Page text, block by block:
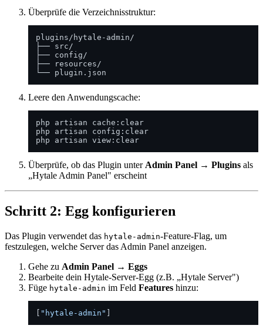
Überprüfe die Verzeichnisstruktur:
plugins/hytale-admin/
├── src/
├── config/
├── resources/
Leere den Anwendungscache:
php artisan cache:clear
php artisan config:clear
Überprüfe, ob das Plugin unter Admin Panel → Plugins als
„Hytale Admin Panel" erscheint
Schritt 2: Egg konfigurieren
Das Plugin verwendet das hytale-admin-Feature-Flag, um
festzulegen, welche Server das Admin Panel anzeigen.
Gehe zu Admin Panel → Eggs
Bearbeite dein Hytale-Server-Egg (z.B. „Hytale Server")
Füge hytale-admin im Feld Features hinzu:
"hytale-admin"